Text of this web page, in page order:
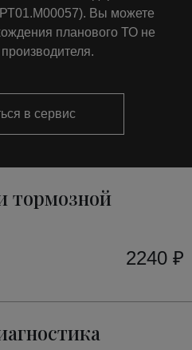
Вы можете
планового ТО не
в сервис
тормозной
2240 ₽